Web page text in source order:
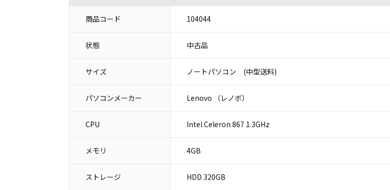
商品コード 104044
状態 中古品
サイズ ノートパソコン (中型送料)
パソコンメーカー Lenovo （レノボ）
CPU Intel Celeron 867 1.3GHz
メモリ 4GB
ストレージ HDD 320GB